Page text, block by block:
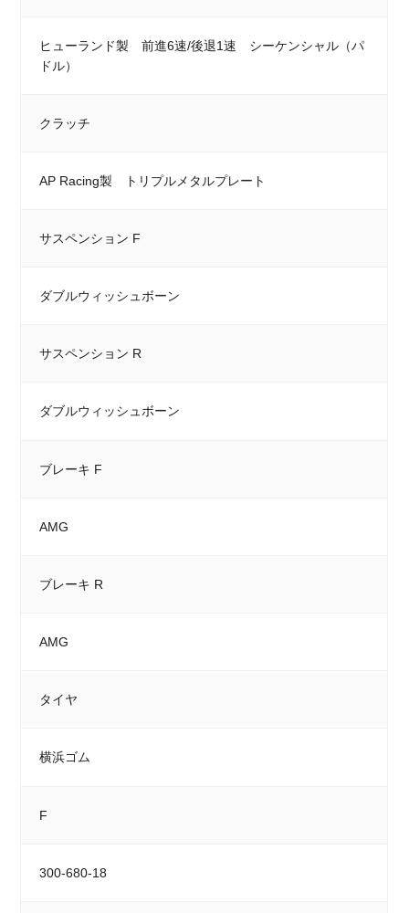
ヒューランド製 前進6速/後退1速 シーケンシャル（パ
ドル）
クラッチ
AP Racing製 トリプルメタルプレート
サスペンション F
ダブルウィッシュボーン
サスペンション R
ダブルウィッシュボーン
ブレーキ F
AMG
ブレーキ R
AMG
タイヤ
横浜ゴム
F
300-680-18